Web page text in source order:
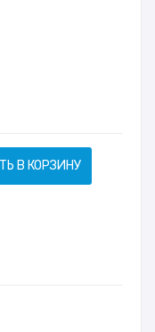
В КОРЗИНУ